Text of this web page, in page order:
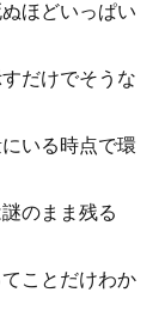
ほどいっぱい
だけでそうな
いる時点で環
のまま残る
ことだけわか